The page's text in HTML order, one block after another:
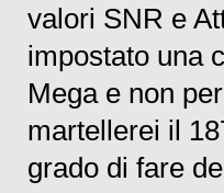
valori SNR e
impostato una
Mega e non
martellerei il
grado di fare